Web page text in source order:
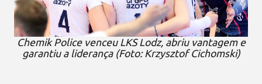
Chemik Police venceu LKS Lodz, abriu vantagem e
garantiu a liderança (Foto: Krzysztof Cichomski)